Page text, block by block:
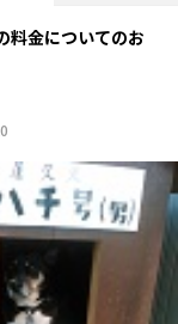
料金についてのお